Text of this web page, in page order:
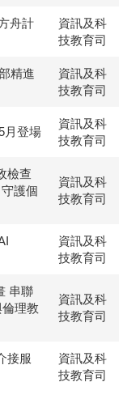
舟計
資訊及科
技教育司
精進
資訊及科
技教育司
月登場
資訊及科
技教育司
檢查
護個
資訊及科
技教育司
資訊及科
技教育司
串聯
理教
資訊及科
技教育司
接服
資訊及科
技教育司